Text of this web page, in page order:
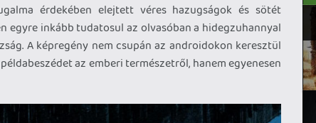
érdekében elejtett véres hazugságok és sötét
egyre inkább tudatosul az olvasóban a hidegzuhannyal
A képregény nem csupán az androidokon keresztül
az emberi természetről, hanem egyenesen